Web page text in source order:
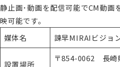
静止画･動画を配信可能でCM動画
映可能です。
媒体名
諫早MIRAIビジョ
設置場所
〒854-0062 長崎